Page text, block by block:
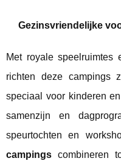
Gezinsvriendelijke
Met royale speelruimtes
richten deze campings
speciaal voor kinderen
samenzijn en
speurtochten en
campings combineren